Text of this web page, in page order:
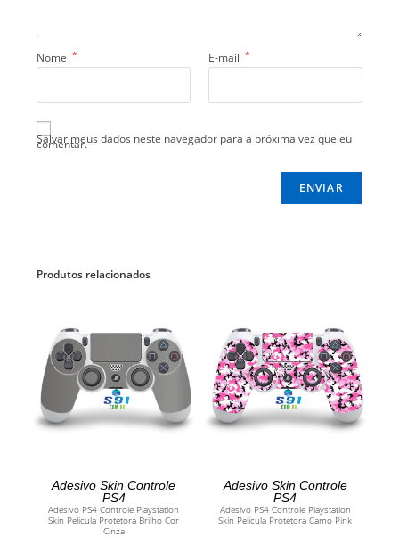
Nome * E-mail *
Salvar meus dados neste navegador para a próxima vez que eu
comentar.
Produtos relacionados
ADICIONAR AO CARRINHO
Adesivo Skin Controle
PS4
Adesivo PS4 Controle Playstation
Skin Pelicula Protetora Brilho Cor
Cinza
ADICIONAR AO CARRINHO
Adesivo Skin Controle
PS4
Adesivo PS4 Controle Playstation
Skin Pelicula Protetora Camo Pink